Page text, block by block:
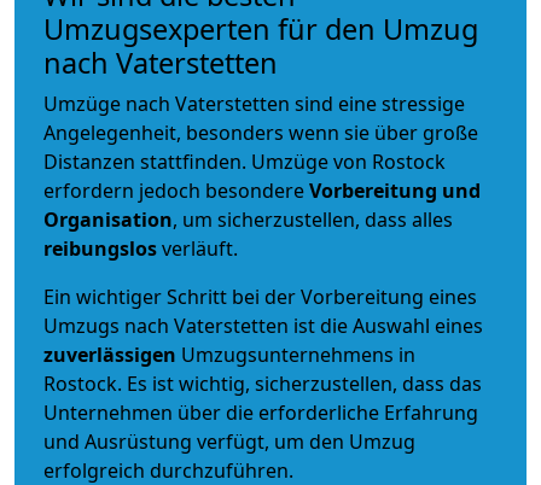
Umzugsexperten für den Umzug
nach Vaterstetten
Umzüge nach Vaterstetten sind eine stressige
Angelegenheit, besonders wenn sie über große
Distanzen stattfinden. Umzüge von Rostock
erfordern jedoch besondereVorbereitung und
Organisation, um sicherzustellen, dass alles
reibungslosverläuft.
Ein wichtiger Schritt bei der Vorbereitung eines
Umzugs nach Vaterstetten ist die Auswahl eines
zuverlässigen Umzugsunternehmens in
Rostock. Es ist wichtig, sicherzustellen, dass das
Unternehmen über die erforderliche Erfahrung
und Ausrüstung verfügt, um den Umzug
erfolgreich durchzuführen.